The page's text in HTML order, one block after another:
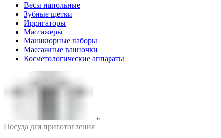
Весы напольные
Зубные щетки
Ирригаторы
Массажеры
Маникюрные наборы
Массажные ванночки
Косметологические аппараты
Посуда для приготовления